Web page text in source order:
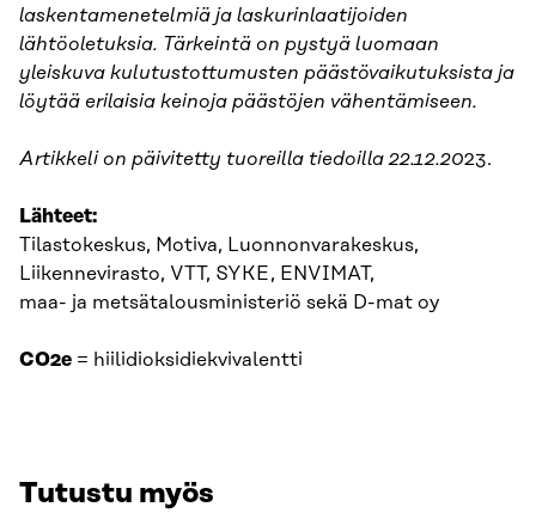
laskentamenetelmiä ja laskurinlaatijoiden
lähtöoletuksia. Tärkeintä on pystyä luomaan
yleiskuva kulutustottumusten päästövaikutuksista ja
löytää erilaisia keinoja päästöjen vähentämiseen.
Artikkeli on päivitetty tuoreilla tiedoilla 22.12.2023.
Lähteet:
Tilastokeskus, Motiva, Luonnonvarakeskus,
Liikennevirasto, VTT, SYKE, ENVIMAT,
maa- ja metsätalousministeriö sekä D-mat oy
CO2e = hiilidioksidiekvivalentti
Tutustu myös